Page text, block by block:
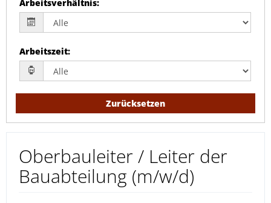
Arbeitsverhältnis:
Arbeitszeit:
Zurücksetzen
Oberbauleiter / Leiter der
Bauabteilung (m/w/d)